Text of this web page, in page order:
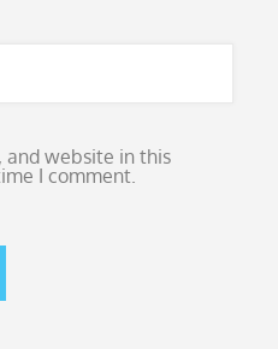
and website in this
I comment.